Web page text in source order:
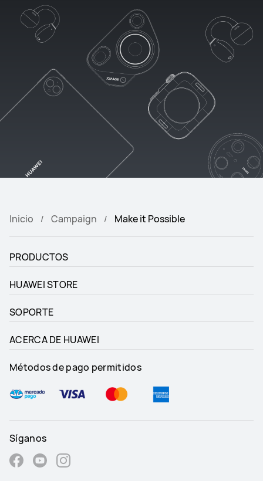
Inicio Campaign Make it Possible
PRODUCTOS
HUAWEI STORE
SOPORTE
ACERCA DE HUAWEI
Métodos de pago permitidos
Síganos